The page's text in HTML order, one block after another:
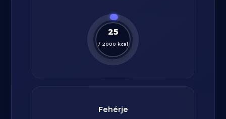
25
/ 2000 kcal
Fehérje